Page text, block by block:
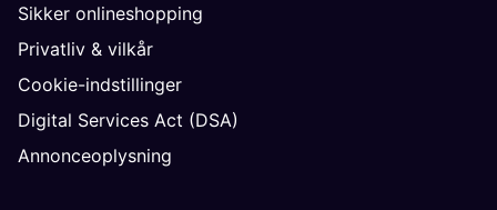
Sikker onlineshopping
Privatliv & vilkår
Cookie-indstillinger
Digital Services Act (DSA)
Annonceoplysning